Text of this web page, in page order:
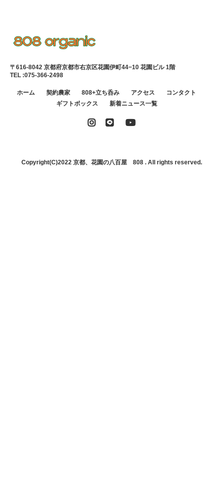
〒616-8042 京都府京都市右京区花園伊町44−10 花園ビル 1階
TEL :075-366-2498
ホーム 契約農家 808+立ち呑み アクセス
コンタクト
ギフトボックス
新着ニュース一覧
Copyright(C)2022 京都、花園の八百屋 808. All rights reserved.